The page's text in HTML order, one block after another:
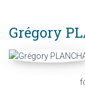
Grégory